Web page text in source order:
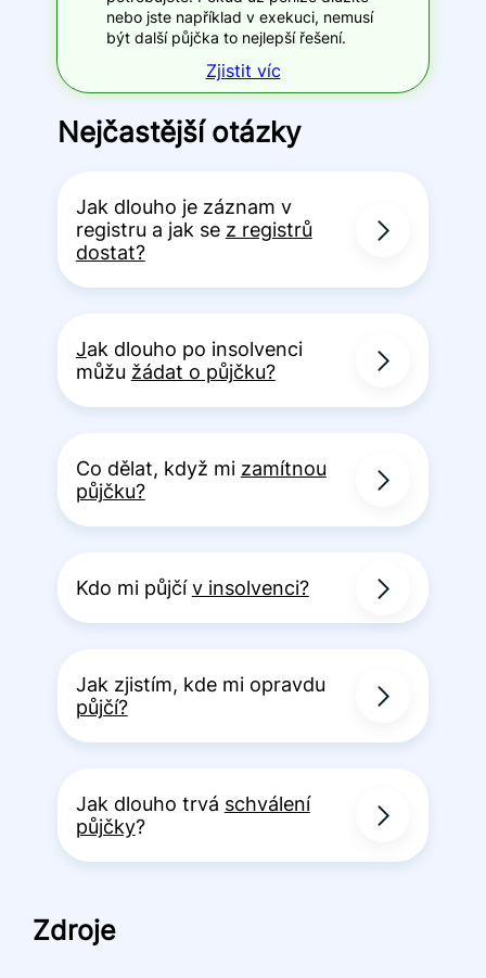
nebo jste například v exekuci, nemusí
být další půjčka to nejlepší řešení.
Zjistit víc
Nejčastější otázky
Jak dlouho je záznam v
registru a jak se z registrů
dostat?
Jak dlouho po insolvenci
můžu žádat o půjčku?
Co dělat, když mi zamítnou
půjčku?
Kdo mi půjčív insolvenci?
Jak zjistím, kde mi opravdu
půjčí?
Jak dlouho trvá schválení
půjčky?
Zdroje